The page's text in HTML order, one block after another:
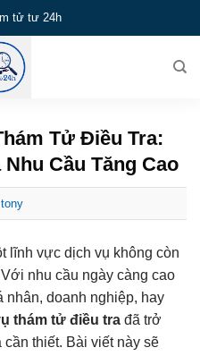
tử tư 24h
Tử Điều Tra:
Cầu Tăng Cao
lĩnh vực dịch vụ không còn
nhu cầu ngày càng cao
nhân, doanh nghiệp, hay
thám tử điều tra đã trở
thiết. Bài viết này sẽ